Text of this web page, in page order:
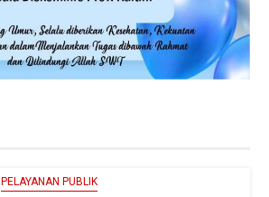
PELAYANAN PUBLIK